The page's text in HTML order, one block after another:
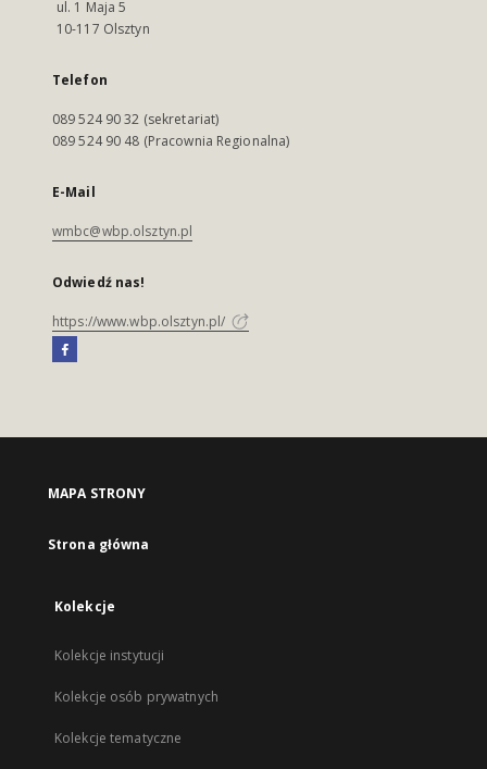
ul. 1 Maja 5
10-117 Olsztyn
Telefon
089 524 90 32 (sekretariat)
089 524 90 48 (Pracownia Regionalna)
E-Mail
wmbc@wbp.olsztyn.pl
Odwiedź nas!
https://www.wbp.olsztyn.pl/
MAPA STRONY
Strona główna
Kolekcje
Kolekcje instytucji
Kolekcje osób prywatnych
Kolekcje tematyczne